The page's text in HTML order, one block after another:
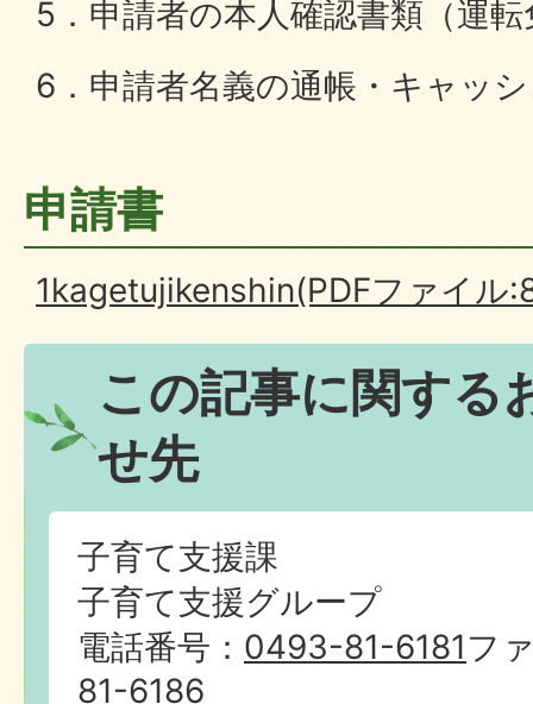
5．申請者の本人確認書類（運
6．申請者名義の通帳・キャッ
申請書
1kagetujikenshin(PDFファイル
この記事に関する
せ先
子育て支援課
子育て支援グループ
電話番号： 0493-81-6181フ
81-6186